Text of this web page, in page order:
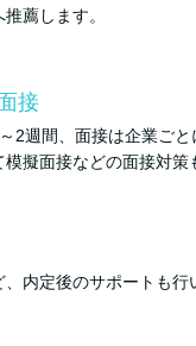
薦します。
接
2週間、面接は企業ごと
擬面接などの面接対策
、内定後のサポートも